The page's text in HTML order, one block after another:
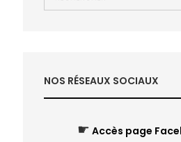
NOS RÉSEAUX SOCIAUX
☛ Accès page